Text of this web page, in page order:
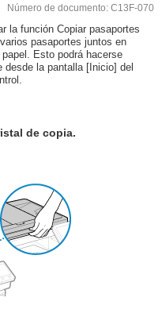
Número de documento: C13F-070
la función Copiar pasaportes
pasaportes juntos en
Esto podrá hacerse
desde la pantalla [Inicio] del
de copia.